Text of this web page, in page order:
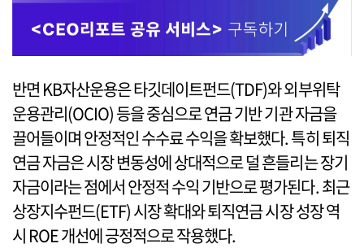
반면 KB자산운용은 타깃데이트펀드(TDF)와 외부위탁
운용관리(OCIO) 등을 중심으로 연금 기반 기관 자금을
끌어들이며 안정적인 수수료 수익을 확보했다. 특히 퇴직
연금 자금은 시장 변동성에 상대적으로 덜 흔들리는 장기
자금이라는 점에서 안정적 수익 기반으로 평가된다. 최근
상장지수펀드(ETF) 시장 확대와 퇴직연금 시장 성장 역
시 ROE 개선에 긍정적으로 작용했다.